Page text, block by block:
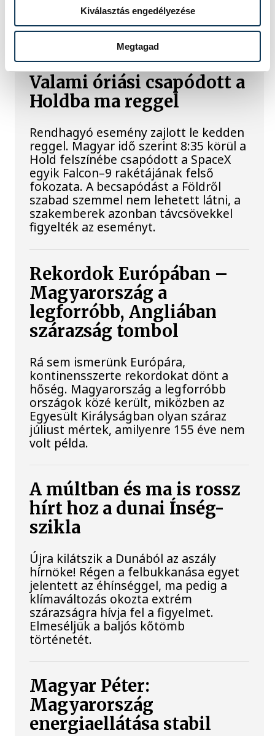
Kiválasztás engedélyezése
Megtagad
A Tisza-frakció kezdeményezte, hogy a
parlament jövő kedden válassza meg
az új köztársasági elnököt.
Valami óriási csapódott a
Holdba ma reggel
Rendhagyó esemény zajlott le kedden
reggel. Magyar idő szerint 8:35 körül a
Hold felszínébe csapódott a SpaceX
egyik Falcon–9 rakétájának felső
fokozata. A becsapódást a Földről
szabad szemmel nem lehetett látni, a
szakemberek azonban távcsövekkel
figyelték az eseményt.
Rekordok Európában –
Magyarország a
legforróbb, Angliában
szárazság tombol
Rá sem ismerünk Európára,
kontinensszerte rekordokat dönt a
hőség. Magyarország a legforróbb
országok közé került, miközben az
Egyesült Királyságban olyan száraz
júliust mértek, amilyenre 155 éve nem
volt példa.
A múltban és ma is rossz
hírt hoz a dunai Ínség-
szikla
Újra kilátszik a Dunából az aszály
hírnöke! Régen a felbukkanása egyet
jelentett az éhínséggel, ma pedig a
klímaváltozás okozta extrém
szárazságra hívja fel a figyelmet.
Elmeséljük a baljós kőtömb
történetét.
Magyar Péter:
Magyarország
energiaellátása stabil